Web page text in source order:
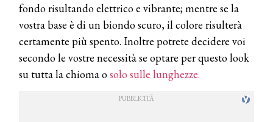
fondo risultando elettrico e vibrante; mentre se la
vostra base è di un biondo scuro, il colore risulterà
certamente più spento. Inoltre potrete decidere voi
secondo le vostre necessità se optare per questo look
su tutta la chioma osolo sulle lunghezze.